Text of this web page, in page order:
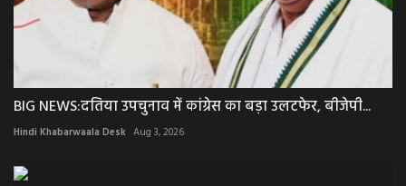
BIG NEWS:दतिया उपचुनाव में कांग्रेस का बड़ा उलटफेर, बीजेपी...
Hindi Khabarwaala Desk Aug 3, 2026